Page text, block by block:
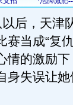
后，天津
赛当成“复
情的激励
身失误让